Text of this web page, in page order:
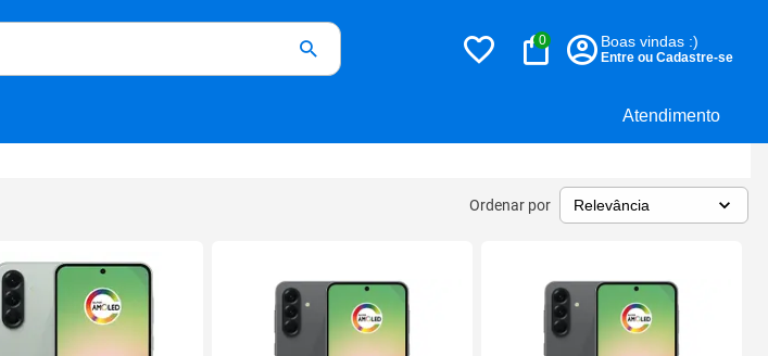
Atendimento
0 Boas vindas :)
Entre ou Cadastre-se
Ordenar por